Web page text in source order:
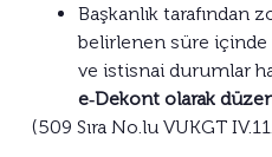
Başkanlık tarafından
belirlenen süre
ve istisnai durumlar
e‑Dekont olarak
(509 Sıra No.lu VUKGT